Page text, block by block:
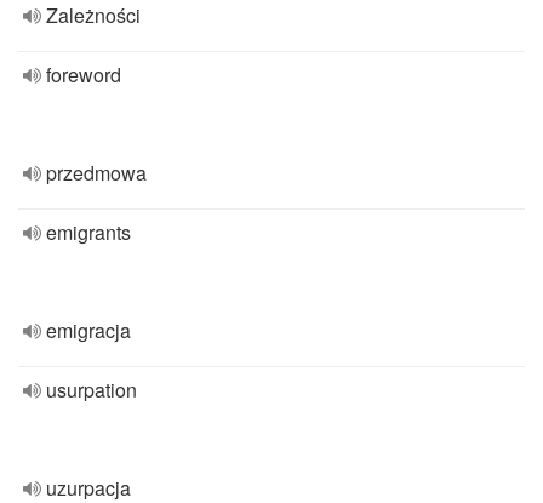
Zależności
foreword
przedmowa
emigrants
emigracja
usurpation
uzurpacja